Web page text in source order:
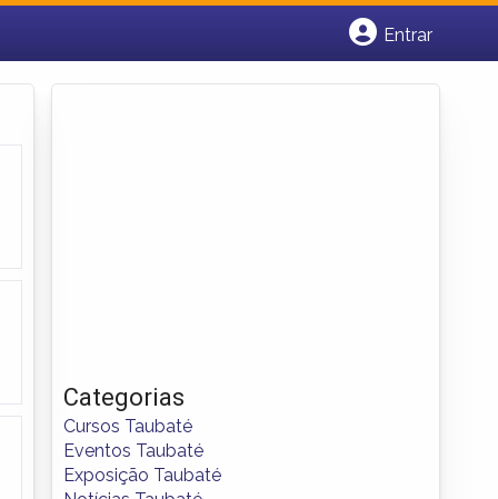
Entrar
Categorias
Cursos Taubaté
Eventos Taubaté
Exposição Taubaté